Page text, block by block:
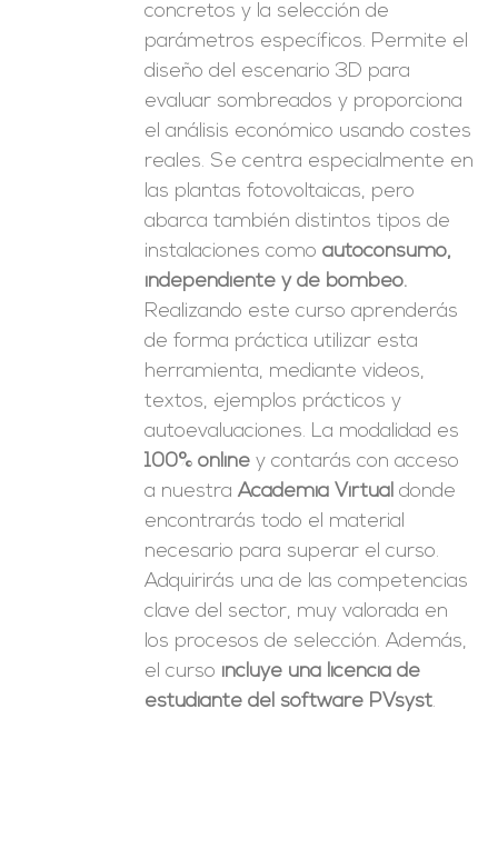
concretos y la selección de
parámetros específicos. Permite el
diseño del escenario 3D para
evaluar sombreados y proporciona
el análisis económico usando costes
reales. Se centra especialmente en
las plantas fotovoltaicas, pero
abarca también distintos tipos de
instalaciones comoautoconsumo,
independiente y de bombeo.
Realizando este curso aprenderás
de forma práctica utilizar esta
herramienta, mediante videos,
textos, ejemplos prácticos y
autoevaluaciones. La modalidad es
100% online y contarás con acceso
a nuestraAcademia Virtual donde
encontrarás todo el material
necesario para superar el curso.
Adquirirás una de las competencias
clave del sector, muy valorada en
los procesos de selección. Además,
el curso incluye una licencia de
estudiante del software PVsyst.